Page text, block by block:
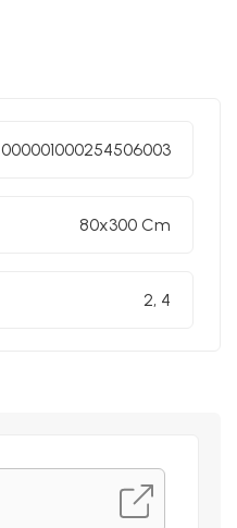
000001000254506003
80x300 Cm
2, 4